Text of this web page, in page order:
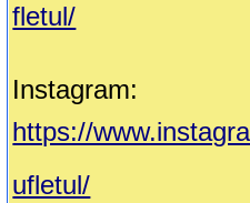
fletul/
Instagram:
https://
ufletul/